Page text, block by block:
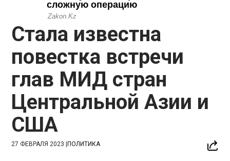
Стала известна
повестка встречи
глав МИД стран
Центральной Азии и
США
27 ФЕВРАЛЯ 2023 |ПОЛИТИКА